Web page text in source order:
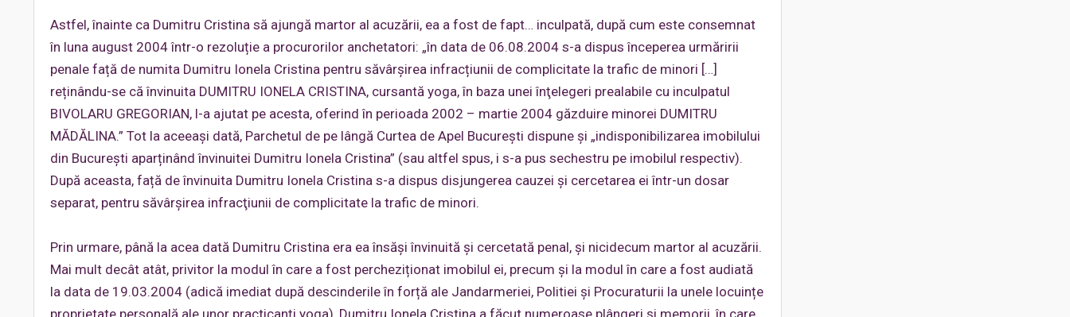
Astfel, înainte ca Dumitru Cristina să ajungă martor al acuzării, ea a fost de fapt… inculpată, după cum este consemnat
în luna august 2004 într-o rezoluție a procurorilor anchetatori: „în data de 06.08.2004 s-a dispus începerea urmăririi
penale față de numita Dumitru Ionela Cristina pentru săvârșirea infracțiunii de complicitate la trafic de minori […]
reținându-se că învinuita DUMITRU IONELA CRISTINA, cursantă yoga, în baza unei înţelegeri prealabile cu inculpatul
BIVOLARU GREGORIAN, l-a ajutat pe acesta, oferind în perioada 2002 – martie 2004 găzduire minorei DUMITRU
MĂDĂLINA.” Tot la aceeași dată, Parchetul de pe lângă Curtea de Apel București dispune și „indisponibilizarea imobilului
din București aparținând învinuitei Dumitru Ionela Cristina” (sau altfel spus, i s-a pus sechestru pe imobilul respectiv).
După aceasta, față de învinuita Dumitru Ionela Cristina s-a dispus disjungerea cauzei şi cercetarea ei într-un dosar
separat, pentru săvârşirea infracţiunii de complicitate la trafic de minori.
Prin urmare, până la acea dată Dumitru Cristina era ea însăși învinuită și cercetată penal, și nicidecum martor al acuzării.
Mai mult decât atât, privitor la modul în care a fost percheziționat imobilul ei, precum și la modul în care a fost audiată
la data de 19.03.2004 (adică imediat după descinderile în forță ale Jandarmeriei, Politiei și Procuraturii la unele locuințe
proprietate personală ale unor practicanți yoga), Dumitru Ionela Cristina a făcut numeroase plângeri și memorii, în care